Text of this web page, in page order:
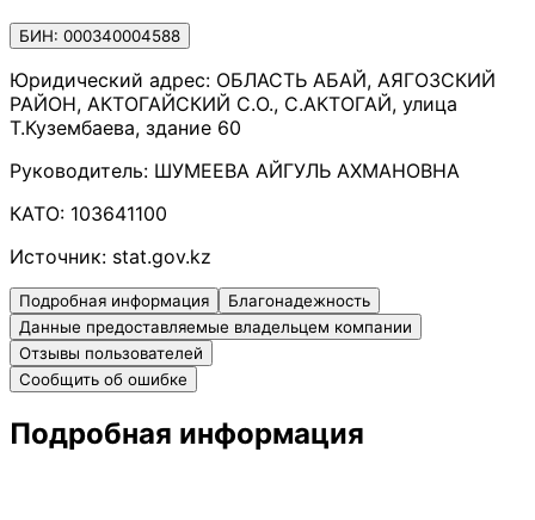
БИН: 000340004588
Юридический адрес: ОБЛАСТЬ АБАЙ, АЯГОЗСКИЙ
РАЙОН, АКТОГАЙСКИЙ С.О., С.АКТОГАЙ, улица
Т.Кузембаева, здание 60
Руководитель: ШУМЕЕВА АЙГУЛЬ АХМАНОВНА
КАТО: 103641100
Источник: stat.gov.kz
Подробная информация
Благонадежность
Данные предоставляемые владельцем компании
Отзывы пользователей
Сообщить об ошибке
Подробная информация